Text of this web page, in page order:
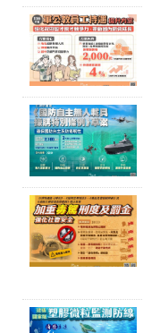
問
詞
RSS
隱
私
權
及
安
全
政
府
網
站
資
料
絡
資